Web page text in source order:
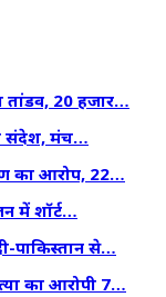
तांडव, 20 हजार…
संदेश, मंच…
का आरोप, 22…
में शॉर्ट…
पाकिस्तान से…
का आरोपी 7…